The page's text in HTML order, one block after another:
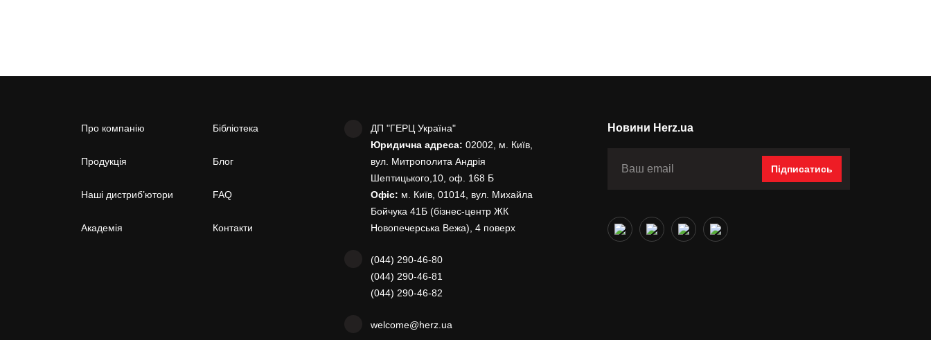
Про компанію
Продукція
Наші дистриб’ютори
Академія
Бібліотека
Блог
FAQ
Контакти
ДП "ГЕРЦ Україна"
Юридична адреса: 02002, м. Київ,
вул. Митрополита Андрія
Шептицького,10, оф. 168 Б
Офіс: м. Київ, 01014, вул. Михайла
Бойчука 41Б (бізнес-центр ЖК
Новопечерська Вежа), 4 поверх
(044) 290-46-80
(044) 290-46-81
(044) 290-46-82
welcome@herz.ua
Новини Herz.ua
Підписатись